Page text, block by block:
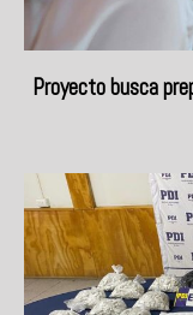
Proyecto busca